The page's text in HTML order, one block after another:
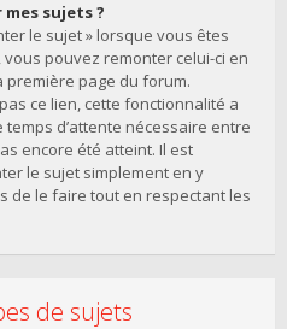
sujets ?
le sujet » lorsque vous êtes
pouvez remonter celui-ci en
première page du forum.
ce lien, cette fonctionnalité a
d’attente nécessaire entre
encore été atteint. Il est
le sujet simplement en y
de le faire tout en respectant les
de sujets